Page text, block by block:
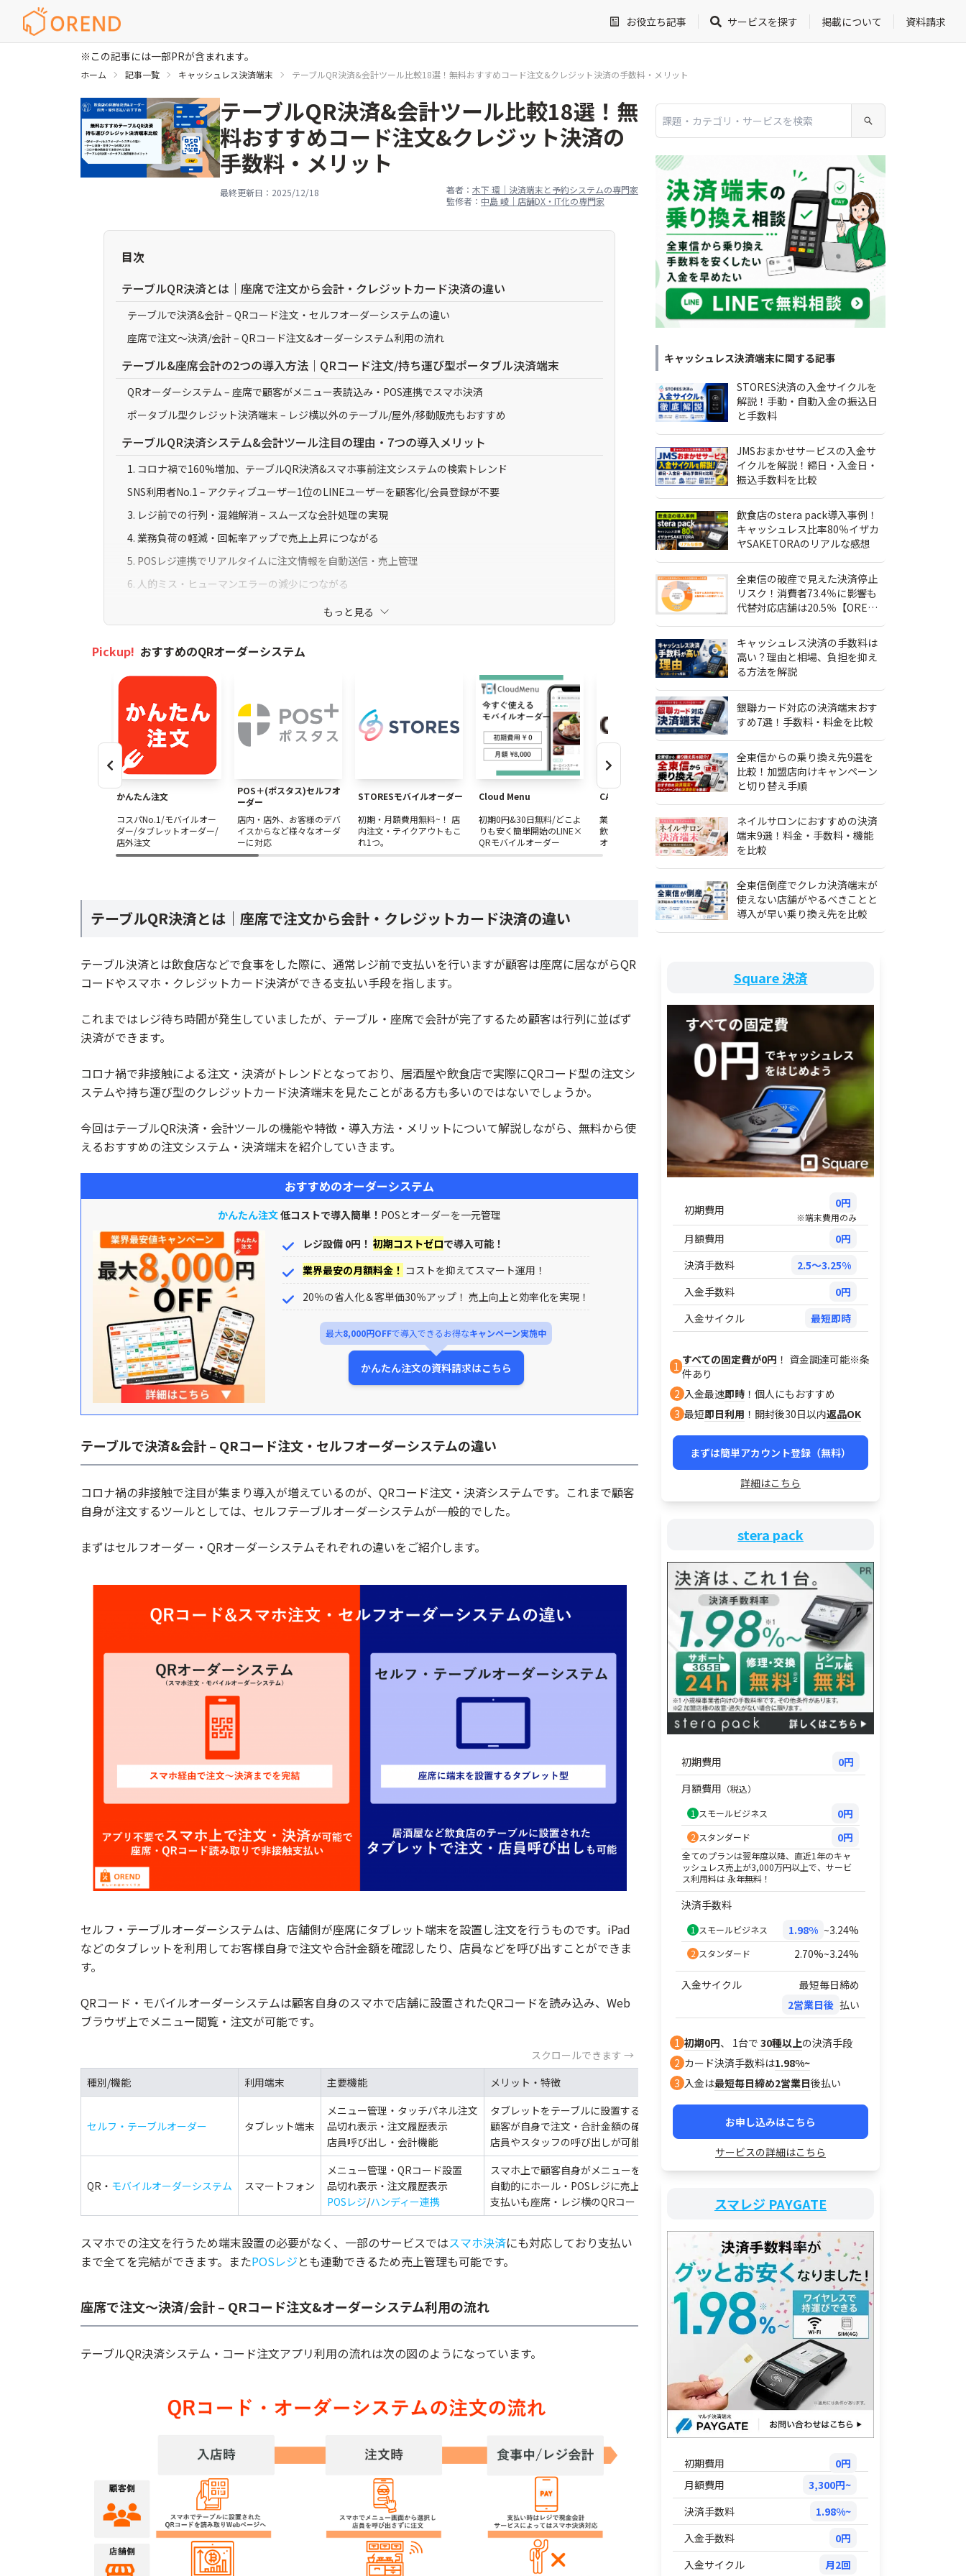
お役立ち記事 サービスを探す 掲載について 資料請求
※この記事には一部PRが含まれます。
ホーム 記事一覧 キャッシュレス決済端末 テーブルQR決済&会計ツール比較18選！無料おすすめコード注文&クレジット決済の手数料・メリット
テーブルQR決済&会計ツール比較18選！無
料おすすめコード注文&クレジット決済の
手数料・メリット
最終更新日： 2025/12/18 著者： 木下 環｜決済端末と予約システムの専門家
監修者： 中島 崚｜店舗DX・IT化の専門家
目次
テーブルQR決済とは｜座席で注文から会計・クレジットカード決済の違い
テーブルで決済&会計 – QRコード注文・セルフオーダーシステムの違い
座席で注文～決済/会計 – QRコード注文&オーダーシステム利用の流れ
テーブル&座席会計の2つの導入方法｜QRコード注文/持ち運び型ポータブル決済端末
QRオーダーシステム – 座席で顧客がメニュー表読込み・POS連携でスマホ決済
ポータブル型クレジット決済端末 – レジ横以外のテーブル/屋外/移動販売もおすすめ
テーブルQR決済システム&会計ツール注目の理由・7つの導入メリット
1. コロナ禍で160%増加、テーブルQR決済&スマホ事前注文システムの検索トレンド
SNS利用者No.1 – アクティブユーザー1位のLINEユーザーを顧客化/会員登録が不要
3. レジ前での行列・混雑解消 – スムーズな会計処理の実現
4. 業務負荷の軽減・回転率アップで売上上昇につながる
5. POSレジ連携でリアルタイムに注文情報を自動送信・売上管理
6. 人的ミス・ヒューマンエラーの減少につながる
選
かんたん注文 - コスパNo.1/モバイルオーダー/タブレットオーダー/店外注文
POS＋(ポスタス)セルフオーダー - 店内・店外、お客様のデバイスからなど様々なオーダーに対応
STORESモバイルオーダー - 初期・月額費用無料~！ 店内注文・テイクアウトもこれ1つ。
Cloud Menu - 初期0円&30日無料/どこよりも安く簡単開始のLINE×QRモバイルオーダー
CASHIER ORDER - 業界最安水準で導入できる飲食店の注文効率をあげるオーダーシステムならCASHIER
Squareセルフオーダー - 初期&月額0円/QRコードで事前注文/POSレジも無料+自動連携
楽オーダー
funfo（ファンフォ） - iPadとスマホで注文・POS・会計まで回せる飲食店システム
ユビレジ QRオーダー&決済
いつでも注文くん
PayPayテーブルオーダー – 卓上スタンド&ステッカーで簡単テーブル注文決済
9選
Airペイ - 初期/月額0円/振込無料/81種対応/月6回入金/POS連携
Square リーダー - 手数料2.5%~ /30日返品OK/即時入金/個人おすすめ/無料POSレジ
スマレジ・PAYGATE POS - 今なら端末0円/持ち運び/プリンタ内蔵/QR/電子マネー/POS連携
JMSおまかせサービス Webプラン - 最安水準の手数料/導入費用0円/安心・安全
STORES 決済 - 手数料1.98%~/最短3営業日/持ち運びOK/POS・予約も無料
PayCAS Mobile - マルチ決済端末/手数料2.30%~/持ち運び可能/プリンター搭載
楽天ペイ ターミナル
ポケットに入れて持ち運べるスマホが決済端末になるアプリおすすめ3選
Square スマホでタッチ決済 - 手数料2.5%~個人おすすめ最短即時入金/4つの費用が0円で負担減/月額無
料/屋外決済
stera tap - スマホが決済端末に/最短15分で利用可/手数料率1.98%～
Airペイ タッチ - 非接触での支払いに、必要なのはiPhoneだけ。
もっと見る
Pickup! おすすめのQRオーダーシステム
かんたん注文
コスパNo.1/モバイルオー
ダー/タブレットオーダー/
店外注文
POS＋(ポスタス)セルフオ
ーダー
店内・店外、お客様のデバ
イスからなど様々なオーダ
ーに対応
STORESモバイルオーダー
初期・月額費用無料~！ 店
内注文・テイクアウトもこ
れ1つ。
Cloud Menu
初期0円&30日無料/どこよ
りも安く簡単開始のLINE×
QRモバイルオーダー
CASHIER ORDER
業界最安水準で導入できる
飲食店の注文効率をあげる
オーダーシステムならCASH
IER
Squareセルフオーダー
初期&月額0円/QRコードで
事前注文/POSレジも無料
+自動連携
客席タブレットとPOSを一
体化する飲食店向けオーダ
ーシステム
テーブルQR決済とは｜座席で注文から会計・クレジットカード決済の違い
テーブル決済とは飲食店などで食事をした際に、通常レジ前で支払いを行いますが顧客は座席に居ながらQR
コードやスマホ・クレジットカード決済ができる支払い手段を指します。
これまではレジ待ち時間が発生していましたが、テーブル・座席で会計が完了するため顧客は行列に並ばず
決済ができます。
コロナ禍で非接触による注文・決済がトレンドとなっており、居酒屋や飲食店で実際にQRコード型の注文シ
ステムや持ち運び型のクレジットカード決済端末を見たことがある方も多いのではないでしょうか。
今回はテーブルQR決済・会計ツールの機能や特徴・導入方法・メリットについて解説しながら、無料から使
えるおすすめの注文システム・決済端末を紹介していきます。
おすすめのオーダーシステム
かんたん注文低コストで導入簡単！ POSとオーダーを一元管理
レジ設備 0円！ 初期コストゼロで導入可能！
業界最安の月額料金！ コストを抑えてスマート運用！
20％の省人化＆客単価30％アップ！ 売上向上と効率化を実現！
最大8,000円OFFで導入できるお得なキャンペーン実施中
かんたん注文の資料請求はこちら
テーブルで決済&会計 – QRコード注文・セルフオーダーシステムの違い
コロナ禍の非接触で注目が集まり導入が増えているのが、QRコード注文・決済システムです。これまで顧客
自身が注文するツールとしては、セルフテーブルオーダーシステムが一般的でした。
まずはセルフオーダー・QRオーダーシステムそれぞれの違いをご紹介します。
セルフ・テーブルオーダーシステムは、店舗側が座席にタブレット端末を設置し注文を行うものです。iPad
などのタブレットを利用してお客様自身で注文や合計金額を確認したり、店員などを呼び出すことができま
す。
QRコード・モバイルオーダーシステムは顧客自身のスマホで店舗に設置されたQRコードを読み込み、Web
ブラウザ上でメニュー閲覧・注文が可能です。
スクロールできます →
種別/機能
利用端末 主要機能 メリット・特徴
セルフ・テーブルオーダー タブレット端末
メニュー管理・タッチパネル注文
品切れ表示・注文履歴表示
店員呼び出し・会計機能
タブレットをテーブルに設置することで
顧客が自身で注文・合計金額の確認
店員やスタッフの呼び出しが可能
QR・ モバイルオーダーシステム スマートフォン
メニュー管理・QRコード設置
品切れ表示・注文履歴表示
POSレジ/ハンディー連携
スマホ上で顧客自身がメニューを注文し
自動的にホール・POSレジに売上が連動
支払いも座席・レジ横のQRコードで決済
スマホでの注文を行うため端末設置の必要がなく、一部のサービスではスマホ決済にも対応しており支払い
まで全てを完結ができます。またPOSレジとも連動できるため売上管理も可能です。
座席で注文～決済/会計 – QRコード注文&オーダーシステム利用の流れ
テーブルQR決済システム・コード注文アプリ利用の流れは次の図のようになっています。
キャッシュレス決済端末に関する記事
STORES決済の入金サイクルを
解説！手動・自動入金の振込日
と手数料
JMSおまかせサービスの入金サ
イクルを解説！締日・入金日・
振込手数料を比較
飲食店のstera pack導入事例！
キャッシュレス比率80％イザカ
ヤSAKETORAのリアルな感想
全東信の破産で見えた決済停止
リスク！消費者73.4％に影響も
代替対応店舗は20.5％【OREND
キャッシュレス決済の手数料は
高い？理由と相場、負担を抑え
る方法を解説
銀聯カード対応の決済端末おす
すめ7選！手数料・料金を比較
全東信からの乗り換え先9選を
比較！加盟店向けキャンペーン
と切り替え手順
ネイルサロンにおすすめの決済
端末9選！料金・手数料・機能
を比較
全東信倒産でクレカ決済端末が
使えない店舗がやるべきことと
導入が早い乗り換え先を比較
Square 決済
初期費用 0円
※端末費用のみ
月額費用
0円
決済手数料
2.5～3.25%
入金手数料
0円
入金サイクル
最短即時
1 すべての固定費が0円 ！ 資金調達可能※条
件あり
2 入金最速即時 ！個人にもおすすめ
3 最短即日利用 ！開封後30日以内返品OK
まずは簡単アカウント登録（無料）
詳細はこちら
stera pack
初期費用
0円
月額費用 （税込）
1 スモールビジネス 0円
2 スタンダード 0円
全てのプランは翌年度以降、直近1年のキャ
ッシュレス売上が3,000万円以上で、サービ
ス利用料は 永年無料！
決済手数料
1 スモールビジネス 1.98% ~3.24%
2 スタンダード 2.70%~3.24%
入金サイクル
最短毎日締め
2営業日後 払い
1 初期0円、 1台で 30種以上の決済手段
2 カード決済手数料は1.98%~
3 入金は最短毎日締め2営業日後払い
お申し込みはこちら
サービスの詳細はこちら
スマレジ PAYGATE
初期費用
0円
月額費用
3,300円~
決済手数料
1.98%~
入金手数料
0円
入金サイクル
月2回